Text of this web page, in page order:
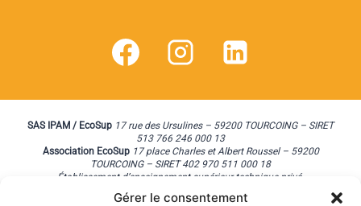
Gérer le consentement
SAS IPAM / EcoSup 17 rue des Ursulines – 59200 TOURCOING – SIRET
513 766 246 000 13
Association EcoSup17 place Charles et Albert Roussel – 59200
TOURCOING – SIRET 402 970 511 000 18
Établissement d’enseignement supérieur technique privé.
Copyright. ©2022EcoSupCampus. Tous droits réservés.